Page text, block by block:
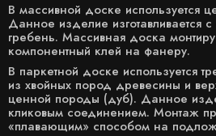
В массивной доске используется
Данное изделие изготавливается
гребень. Массивная доска
компонентный клей на фанеру.
В паркетной доске используется
из хвойных пород древесины и
ценной породы (дуб). Данное
кликовым соединением. Монтаж
«плавающим» способом на